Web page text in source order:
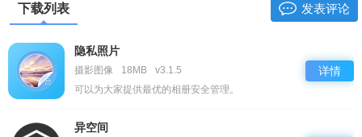
发表评论
下载列表
隐私照片
摄影图像 18MB
v3.1.5
可以为大家提供最优的相册安全管理。
详情
异空间